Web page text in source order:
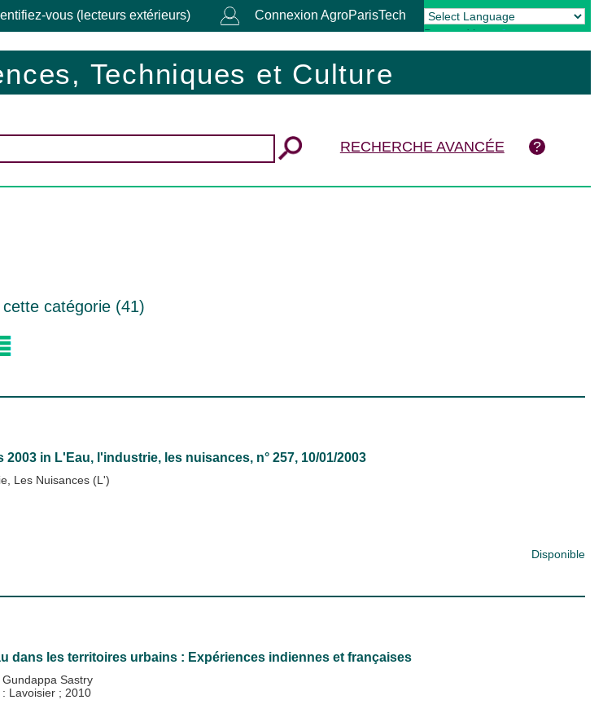
vous (lecteurs extérieurs) Connexion AgroParisTech
Powered by Translate
Techniques et Culture
RECHERCHE AVANCÉE
catégorie (41)
2003 in L'Eau, l'industrie, les nuisances, n° 257, 10/01/2003
Les Nuisances (L')
Disponible
dans les territoires urbains : Expériences indiennes et françaises
Gundappa Sastry
Lavoisier ; 2010